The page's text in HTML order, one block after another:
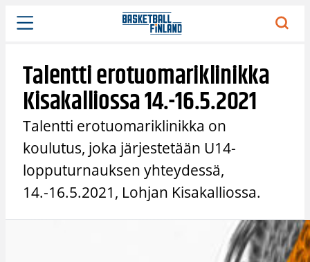
Siirry
sisältöön
Talentti erotuomariklinikka
Kisakalliossa 14.-16.5.2021
Talentti erotuomariklinikka on
koulutus, joka järjestetään U14-
lopputurnauksen yhteydessä,
14.-16.5.2021, Lohjan Kisakalliossa.